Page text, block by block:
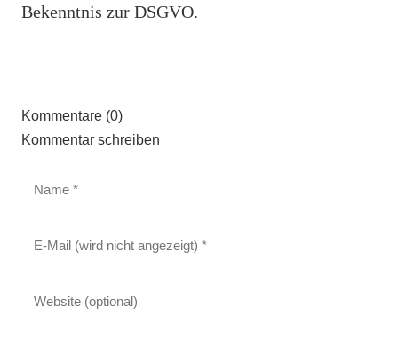
Bekenntnis zur DSGVO.
Kommentare (0)
Kommentar schreiben